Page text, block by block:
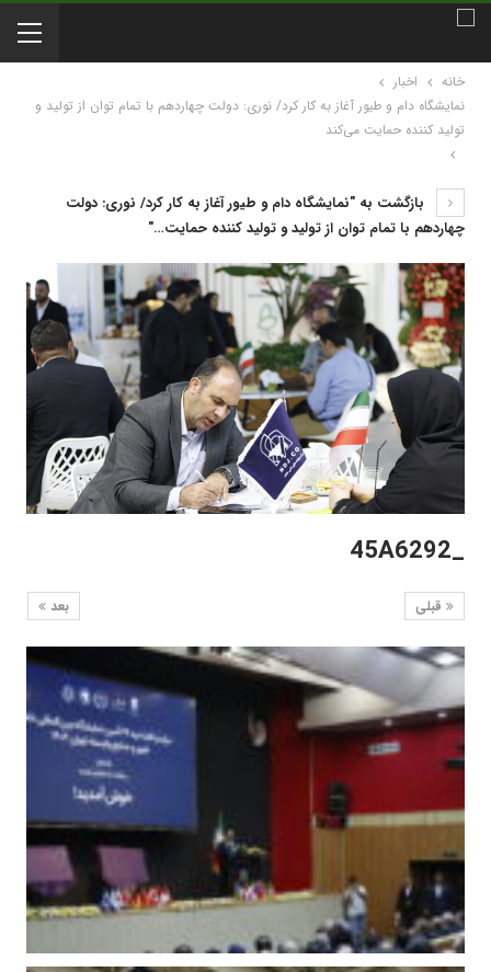
خانه
اخبار
نمایشگاه دام و طیور آغاز به کار کرد/ نوری: دولت چهاردهم با تمام توان از تولید و
تولید کننده حمایت می‌کند
بازگشت به "نمایشگاه دام و طیور آغاز به کار کرد/ نوری: دولت
چهاردهم با تمام توان از تولید و تولید کننده حمایت…"
_45A6292
بعد قبلی